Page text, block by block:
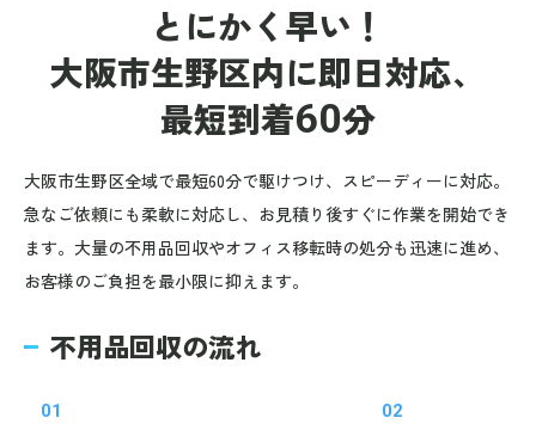
とにかく早い！
大阪市生野区内に即日対応、
最短到着60分
大阪市生野区全域で最短60分で駆けつけ、スピーディーに対応。
急なご依頼にも柔軟に対応し、お見積り後すぐに作業を開始でき
ます。大量の不用品回収やオフィス移転時の処分も迅速に進め、
お客様のご負担を最小限に抑えます。
不用品回収の流れ
01 02